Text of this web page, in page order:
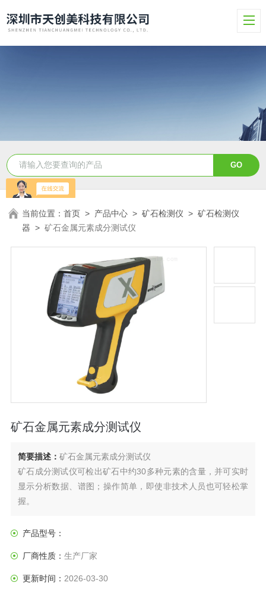
当前位置：首页 > 产品中心 >矿石检测仪 >矿石检测仪
器 >矿石金属元素成分测试仪
矿石金属元素成分测试仪
简要描述： 矿石金属元素成分测试仪
矿石成分测试仪可检出矿石中约30多种元素的含量，并可实时
显示分析数据、谱图；操作简单，即使非技术人员也可轻松掌
握。
产品型号：
厂商性质： 生产厂家
更新时间： 2026-03-30